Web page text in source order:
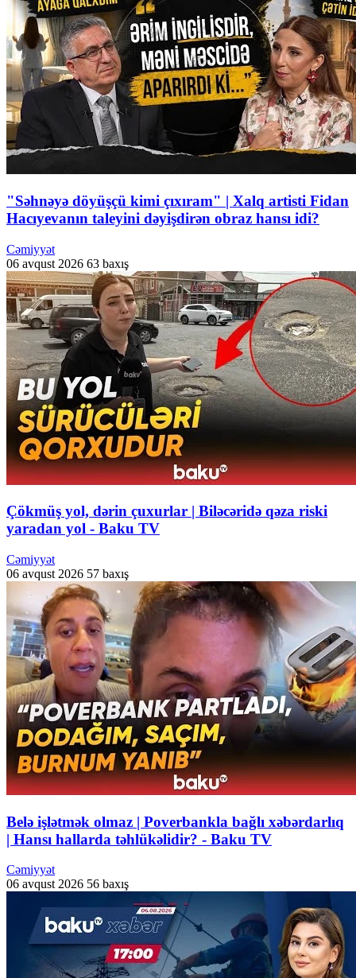
"Səhnəyə döyüşçü kimi çıxıram" | Xalq artisti Fidan
Hacıyevanın taleyini dəyişdirən obraz hansı idi?
Cəmiyyət
06 avqust 2026 63 baxış
Çökmüş yol, dərin çuxurlar | Biləcəridə qəza riski
yaradan yol - Baku TV
Cəmiyyət
06 avqust 2026 57 baxış
Belə işlətmək olmaz | Poverbankla bağlı xəbərdarlıq
| Hansı hallarda təhlükəlidir? - Baku TV
Cəmiyyət
06 avqust 2026 56 baxış